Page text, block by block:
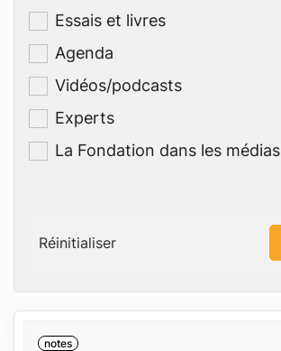
Essais et livres
Agenda
Vidéos/podcasts
Experts
La Fondation dans les médias
Réinitialiser
notes